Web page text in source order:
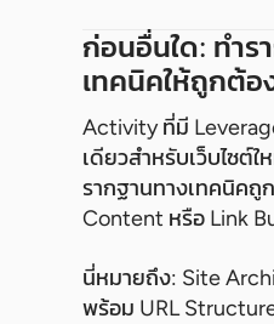
ก่อนอื่นใด: ทำร
เทคนิคให้ถูกต้อ
Activity ที่มี
เดียวสำหรับเว็บไซต์ใ
รากฐานทางเทคนิค
Content หรือ Link
นี่หมายถึง: Site
พร้อม URL